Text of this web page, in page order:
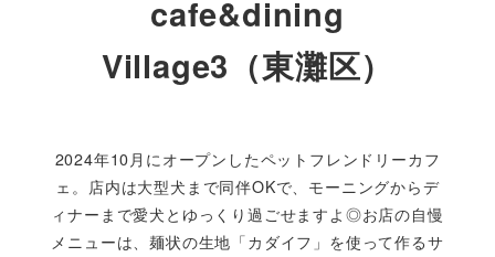
cafe&dining
Village3（東灘区）
2024年10月にオープンしたペットフレンドリーカフ
ェ。店内は大型犬まで同伴OKで、モーニングからデ
ィナーまで愛犬とゆっくり過ごせますよ◎お店の自慢
メニューは、麺状の生地「カダイフ」を使って作るサ